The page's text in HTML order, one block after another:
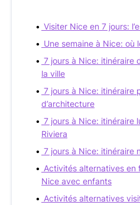
Visiter Nice en 7 jours:
Une semaine à Nice: où
7 jours à Nice: itinéraire
la ville
7 jours à Nice: itinéraire
d’architecture
7 jours à Nice: itinéraire
Riviera
7 jours à Nice: itinéraire
Activités alternatives en
Nice avec enfants
Activités alternatives